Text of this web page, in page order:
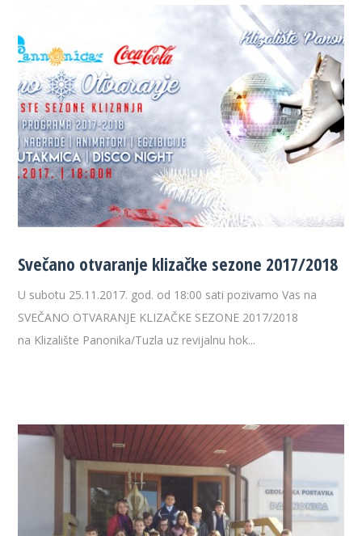
Svečano otvaranje klizačke sezone 2017/2018
U subotu 25.11.2017. god. od 18:00 sati pozivamo Vas na
SVEČANO OTVARANJE KLIZAČKE SEZONE 2017/2018
na Klizalište Panonika/Tuzla uz revijalnu hok...